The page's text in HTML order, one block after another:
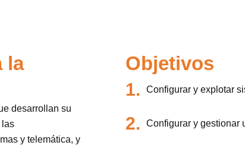
la
desarrollan su
las
y telemática, y
Objetivos
1. Configurar y explotar
2. Configurar y gestionar